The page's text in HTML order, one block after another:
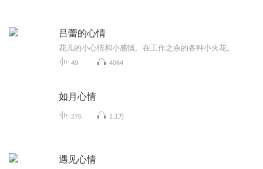
吕蕾的心情
花儿的小心情和小感慨。在工作之余的各种小火花。
49 4064
如月心情
276 1.1万
遇见心情